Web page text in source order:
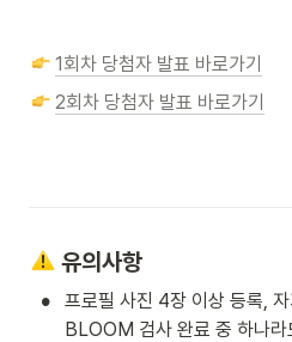
1회차 당첨자 발표 바로가기
2회차 당첨자 발표 바로가기
유의사항
•
프로필 사진 4장 이상 등록,
BLOOM 검사 완료 중 하나라